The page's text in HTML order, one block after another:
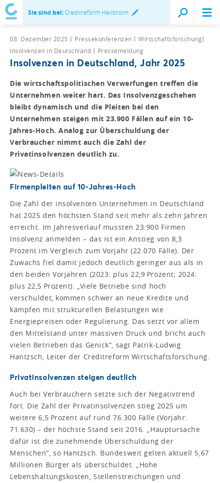
Sie sind bei:Creditreform Heilbronn
08. Dezember 2025 Pressekonferenzen
Wirtschaftsforschung
Insolvenzen in Deutschland
Pressemeldung
Insolvenzen in Deutschland, Jahr 2025
Die wirtschaftspolitischen Verwerfungen treffen die
Unternehmen weiter hart. Das Insolvenzgeschehen
bleibt dynamisch und die Pleiten bei den
Unternehmen steigen mit 23.900 Fällen auf ein 10-
Jahres-Hoch. Analog zur Überschuldung der
Verbraucher nimmt auch die Zahl der
Privatinsolvenzen deutlich zu.
Firmenpleiten auf 10-Jahres-Hoch
Die Zahl der insolventen Unternehmen in Deutschland
hat 2025 den höchsten Stand seit mehr als zehn Jahren
erreicht. Im Jahresverlauf mussten 23.900 Firmen
Insolvenz anmelden – das ist ein Anstieg von 8,3
Prozent im Vergleich zum Vorjahr (22.070 Fälle). Der
Zuwachs fiel damit jedoch deutlich geringer aus als in
den beiden Vorjahren (2023: plus 22,9 Prozent; 2024:
plus 22,5 Prozent). „Viele Betriebe sind hoch
verschuldet, kommen schwer an neue Kredite und
kämpfen mit strukturellen Belastungen wie
Energiepreisen oder Regulierung. Das setzt vor allem
den Mittelstand unter massiven Druck und bricht auch
vielen Betrieben das Genick“, sagt Patrik-Ludwig
Hantzsch, Leiter der Creditreform Wirtschaftsforschung.
Privatinsolvenzen steigen deutlich
Auch bei Verbrauchern setzte sich der Negativtrend
fort. Die Zahl der Privatinsolvenzen stieg 2025 um
weitere 6,5 Prozent auf rund 76.300 Fälle (Vorjahr:
71.630) – der höchste Stand seit 2016. „Hauptursache
dafür ist die zunehmende Überschuldung der
Menschen“, so Hantzsch. Bundesweit gelten aktuell 5,67
Millionen Bürger als überschuldet. „Hohe
Lebenshaltungskosten, Stellenstreichungen und